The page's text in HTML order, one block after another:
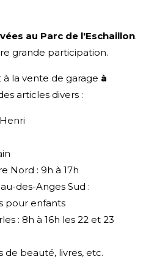
au Parc de l'Eschaillon.
grande participation.
la vente de garage à
articles divers :
Nord : 9h à 17h
des-Anges Sud :
pour enfants
: 8h à 16h les 22 et 23
de beauté, livres, etc.